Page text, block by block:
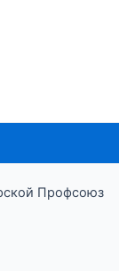
Профсоюз